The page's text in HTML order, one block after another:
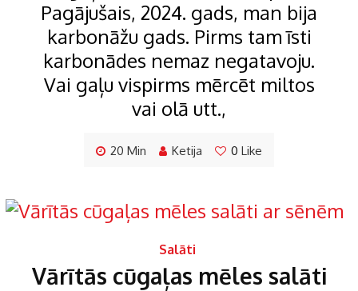
Pagājušais, 2024. gads, man bija
karbonāžu gads. Pirms tam īsti
karbonādes nemaz negatavoju.
Vai gaļu vispirms mērcēt miltos
vai olā utt.,
20 Min Ketija 0 Like
Salāti
Vārītās cūgaļas mēles salāti